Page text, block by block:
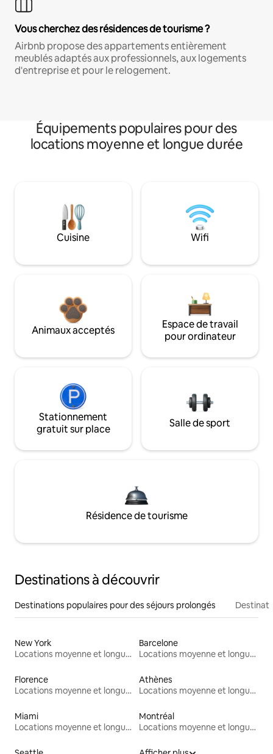
Vous cherchez des résidences de tourisme ?
Airbnb propose des appartements entièrement
meublés adaptés aux professionnels, aux logements
d'entreprise et pour le relogement.
Équipements populaires pour des
locations moyenne et longue durée
Cuisine Wifi
Animaux acceptés
Espace de travail
pour ordinateur
Stationnement
gratuit sur place
Salle de sport
Résidence de tourisme
Destinations à découvrir
Destinations populaires pour des séjours prolongés
New York
Locations moyenne et longue durée
Barcelone
Locations moyenne et longue durée
Florence
Locations moyenne et longue durée
Athènes
Locations moyenne et longue durée
Miami
Locations moyenne et longue durée
Montréal
Locations moyenne et longue durée